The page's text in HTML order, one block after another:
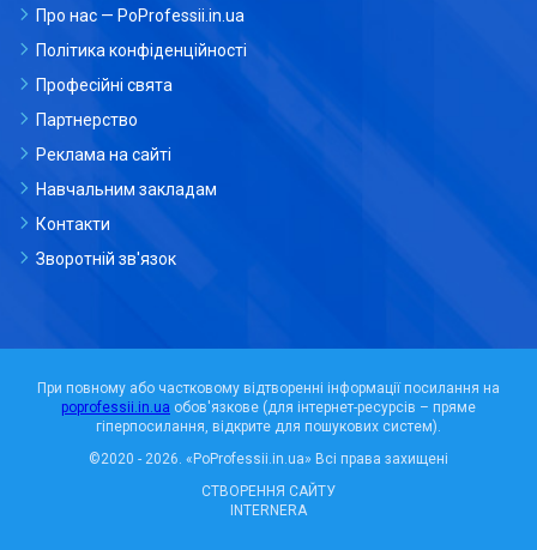
Про нас — PoProfessii.in.ua
Політика конфіденційності
Професійні свята
Партнерство
Реклама на сайті
Навчальним закладам
Контакти
Зворотній зв'язок
При повному або частковому відтворенні інформації посилання на
poprofessii.in.ua обов'язкове (для інтернет-ресурсів – пряме
гіперпосилання, відкрите для пошукових систем).
СТВОРЕННЯ САЙТУ
INTERNERA
©2020 - 2026. «PoProfessii.in.ua» Всі права захищені